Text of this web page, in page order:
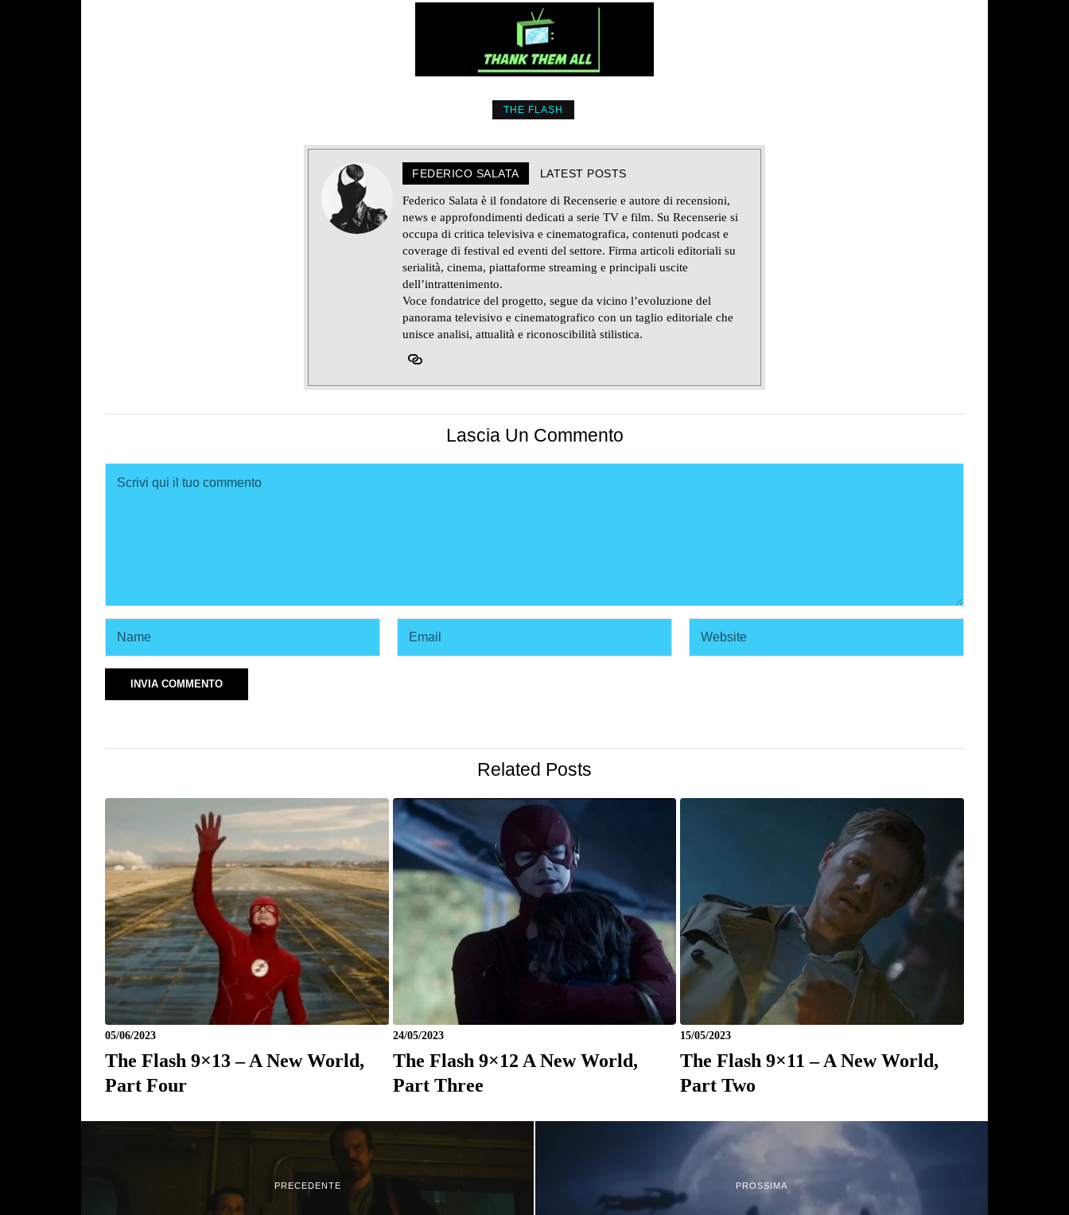
THE FLASH
FEDERICO SALATA LATEST POSTS
Federico Salata è il fondatore di Recenserie e autore di recensioni,
news e approfondimenti dedicati a serie TV e film. Su Recenserie si
occupa di critica televisiva e cinematografica, contenuti podcast e
coverage di festival ed eventi del settore. Firma articoli editoriali su
serialità, cinema, piattaforme streaming e principali uscite
dell’intrattenimento.
Voce fondatrice del progetto, segue da vicino l’evoluzione del
panorama televisivo e cinematografico con un taglio editoriale che
unisce analisi, attualità e riconoscibilità stilistica.
Lascia Un Commento
Related Posts
05/06/2023
The Flash 9×13 – A New World,
Part Four
24/05/2023
The Flash 9×12 A New World,
Part Three
15/05/2023
The Flash 9×11 – A New World,
Part Two
PRECEDENTE PROSSIMA